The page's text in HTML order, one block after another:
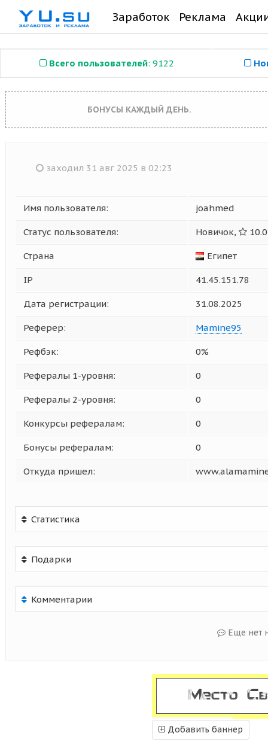
Заработок Реклама
Всего пользователей: 9122
БОНУСЫ КАЖДЫЙ ДЕНЬ.
заходил 31 авг 2025 в 02:23
Имя пользователя: joahmed
Статус пользователя: Новичок, 10.0
Страна Египет
IP 41.45.151.78
Дата регистрации: 31.08.2025
Реферер: Mamine95
Рефбэк: 0%
Рефералы 1-уровня: 0
Рефералы 2-уровня: 0
Конкурсы рефералам: 0
Бонусы рефералам: 0
Откуда пришел:
Статистика
Подарки
Комментарии
Еще нет
Добавить баннер